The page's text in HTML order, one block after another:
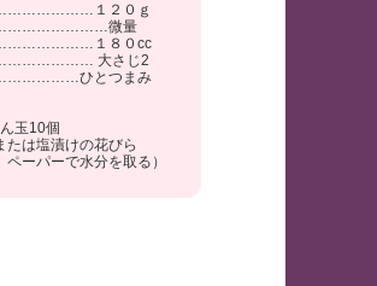
１２０ｇ
微量
１８０cc
大さじ2
ひとつまみ
玉10個
たは塩漬けの花びら
ペーパーで水分を取る）